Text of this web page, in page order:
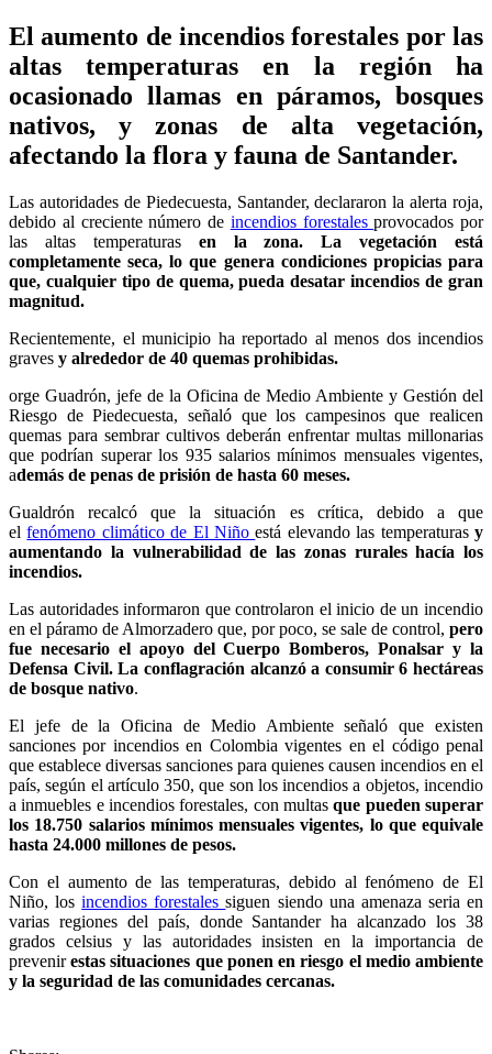
El aumento de incendios forestales por las
altas temperaturas en la región ha
ocasionado llamas en páramos, bosques
nativos, y zonas de alta vegetación,
afectando la flora y fauna de Santander.
Las autoridades de Piedecuesta, Santander, declararon la alerta roja,
debido al creciente número de incendios forestalesprovocados por
las altas temperaturas en la zona. La vegetación está
completamente seca, lo que genera condiciones propicias para
que, cualquier tipo de quema, pueda desatar incendios de gran
magnitud.
Recientemente, el municipio ha reportado al menos dos incendios
graves y alrededor de 40 quemas prohibidas.
orge Guadrón, jefe de la Oficina de Medio Ambiente y Gestión del
Riesgo de Piedecuesta, señaló que los campesinos que realicen
quemas para sembrar cultivos deberán enfrentar multas millonarias
que podrían superar los 935 salarios mínimos mensuales vigentes,
además de penas de prisión de hasta 60 meses.
Gualdrón recalcó que la situación es crítica, debido a que
elfenómeno climático de El Niñoestá elevando las temperaturasy
aumentando la vulnerabilidad de las zonas rurales hacía los
incendios.
Las autoridades informaron que controlaron el inicio de un incendio
en el páramo de Almorzadero que, por poco, se sale de control, pero
fue necesario el apoyo del Cuerpo Bomberos, Ponalsar y la
Defensa Civil. La conflagración alcanzó a consumir 6 hectáreas
de bosque nativo.
El jefe de la Oficina de Medio Ambiente señaló que existen
sanciones por incendios en Colombia vigentes en el código penal
que establece diversas sanciones para quienes causen incendios en el
país, según el artículo 350, que son los incendios a objetos, incendio
a inmuebles e incendios forestales, con multasque pueden superar
los 18.750 salarios mínimos mensuales vigentes, lo que equivale
hasta 24.000 millones de pesos.
Con el aumento de las temperaturas, debido al fenómeno de El
Niño, losincendios forestalessiguen siendo una amenaza seria en
varias regiones del país, donde Santander ha alcanzado los 38
grados celsius y las autoridades insisten en la importancia de
prevenirestas situaciones que ponen en riesgo el medio ambiente
y la seguridad de las comunidades cercanas.